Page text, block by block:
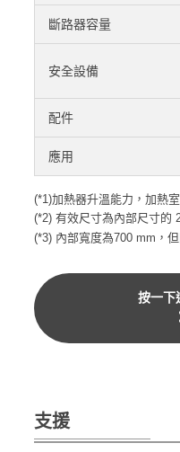
斷路器容量
安全設備
配件
應用
(*1)加熱器升溫能力，加熱
(*2) 有效尺寸為內部尺寸的
(*3) 內部寬度為700 mm，
按一下
支援